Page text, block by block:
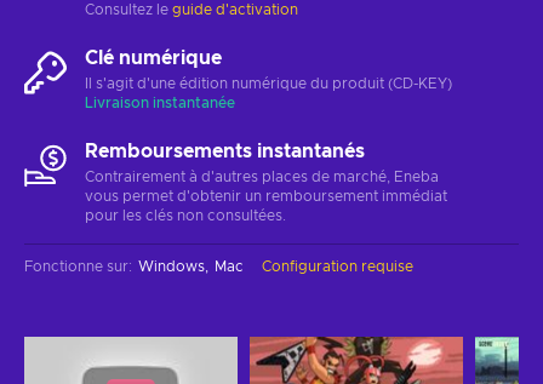
Consultez le guide d'activation
Clé numérique
Il s'agit d'une édition numérique du produit (CD-KEY)
Livraison instantanée
Remboursements instantanés
Contrairement à d'autres places de marché, Eneba
vous permet d'obtenir un remboursement immédiat
pour les clés non consultées.
Fonctionne sur: Windows Mac Configuration requise